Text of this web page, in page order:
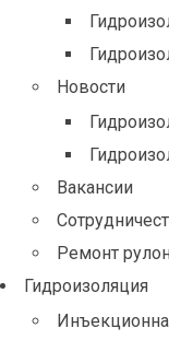
Новости
Вакансии
Ремонт
Гидроизоляция